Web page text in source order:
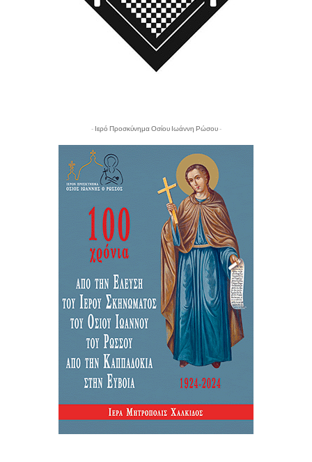
- Ιερό Προσκύνημα Οσίου Ιωάννη Ρώσου -